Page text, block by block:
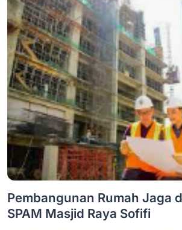
Pembangunan Rumah Jaga
SPAM Masjid Raya Sofifi